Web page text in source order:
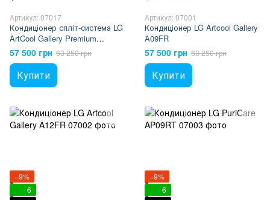
Артикул: 07017
Кондиціонер спліт-система LG
ArtCool Gallery Premium
A09GA1
57 500 грн 63 250 грн
Купити
Артикул: 07001
Кондиціонер LG Artcool Gallery
A09FR
57 500 грн 63 250 грн
Купити
−9%
6
−9%
6